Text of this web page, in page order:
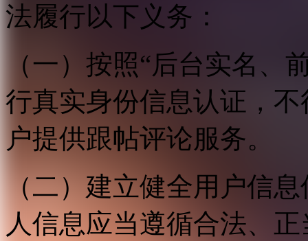
法履行以下义务：
（一）按照“后台实名、
行真实身份信息认证，
户提供跟帖评论服务。
（二）建立健全用户信
人信息应当遵循合法、